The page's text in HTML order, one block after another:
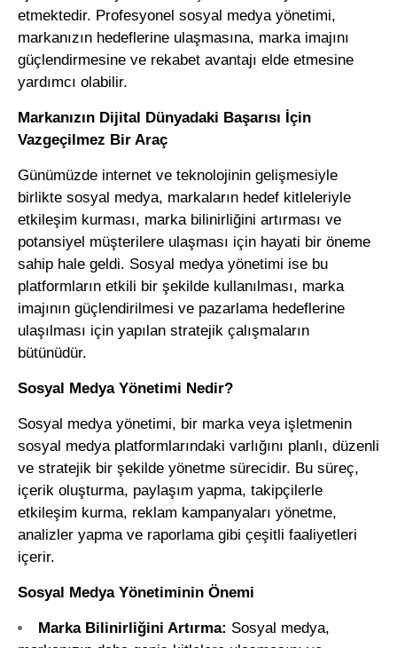
etmektedir. Profesyonel sosyal medya yönetimi,
markanızın hedeflerine ulaşmasına, marka imajını
güçlendirmesine ve rekabet avantajı elde etmesine
yardımcı olabilir.
Markanızın Dijital Dünyadaki Başarısı İçin
Vazgeçilmez Bir Araç
Günümüzde internet ve teknolojinin gelişmesiyle
birlikte sosyal medya, markaların hedef kitleleriyle
etkileşim kurması, marka bilinirliğini artırması ve
potansiyel müşterilere ulaşması için hayati bir öneme
sahip hale geldi. Sosyal medya yönetimi ise bu
platformların etkili bir şekilde kullanılması, marka
imajının güçlendirilmesi ve pazarlama hedeflerine
ulaşılması için yapılan stratejik çalışmaların
bütünüdür.
Sosyal Medya Yönetimi Nedir?
Sosyal medya yönetimi, bir marka veya işletmenin
sosyal medya platformlarındaki varlığını planlı, düzenli
ve stratejik bir şekilde yönetme sürecidir. Bu süreç,
içerik oluşturma, paylaşım yapma, takipçilerle
etkileşim kurma, reklam kampanyaları yönetme,
analizler yapma ve raporlama gibi çeşitli faaliyetleri
içerir.
Sosyal Medya Yönetiminin Önemi
Marka Bilinirliğini Artırma: Sosyal medya,